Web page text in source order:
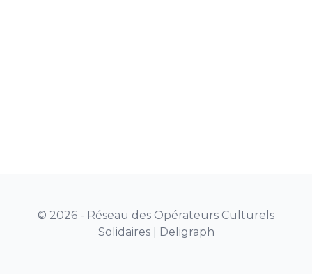
© 2026 - Réseau des Opérateurs Culturels
Solidaires | Deligraph